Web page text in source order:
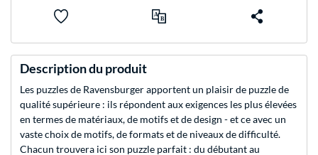
Description du produit
Les puzzles de Ravensburger apportent un plaisir de puzzle de
qualité supérieure : ils répondent aux exigences les plus élevées
en termes de matériaux, de motifs et de design - et ce avec un
vaste choix de motifs, de formats et de niveaux de difficulté.
Chacun trouvera ici son puzzle parfait : du débutant au